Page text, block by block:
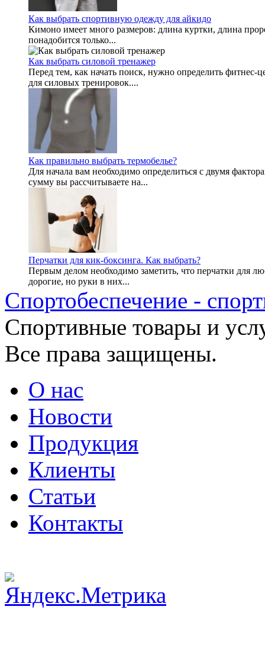
Как выбрать спортивную одежду для айкидо
Кимоно имеет много размеров: длина куртки, длина
понадобится только...
Как выбрать силовой тренажер
Перед тем, как начать поиск, нужно определить фитнес-
для силовых тренировок....
Как правильно выбрать термобелье?
Для начала вам необходимо определиться с двумя
сумму вы рассчитываете на...
Перчатки для кик-боксинга. Как выбрать?
Первым делом необходимо заметить, что перчатки для
дорогие, но руки в них...
Спортобеспечение -
Cпортивные товары и
Все права защищены.
О нас
Новости
Продукция
Клиенты
Статьи
Контакты